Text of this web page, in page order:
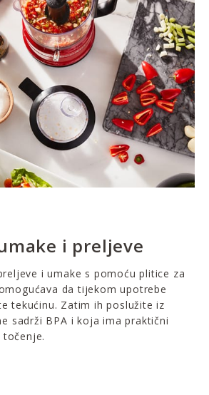
i preljeve
i umake s pomoću plitice za
da tijekom upotrebe
tekućinu. Zatim ih poslužite iz
sadrži BPA i koja ima praktični